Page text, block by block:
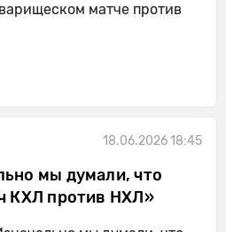
матче против
18.06.2026 18:45
мы думали, что
КХЛ против НХЛ»